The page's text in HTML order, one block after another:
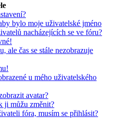
bylo moje uživatelské jméno
nacházejících se ve fóru?
ale čas se stále nezobrazuje
u mého uživatelského
avatar?
ji můžu změnit?
fóra, musím se přihlásit?